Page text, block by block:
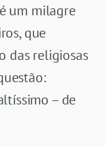
um milagre
que
das religiosas
– de